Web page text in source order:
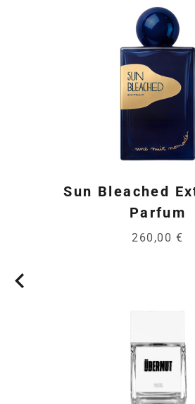
Sun Bleached
Parfum
260,00 €